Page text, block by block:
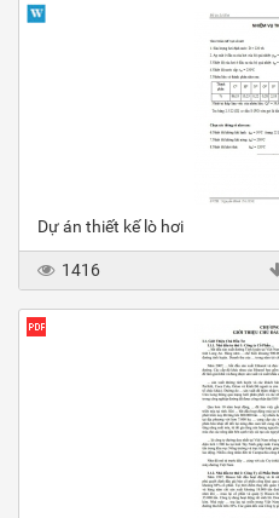
Dự án thiết kế lò hơi
1416